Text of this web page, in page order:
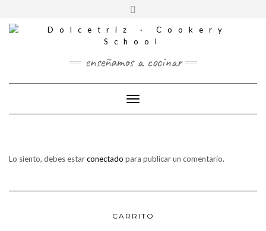
contenido
CONTACTO
SOCIALEScabecera
enseñamos a cocinar
Cambiar modo de navegación
Lo siento, debes estarconectado para publicar un comentario.
CARRITO